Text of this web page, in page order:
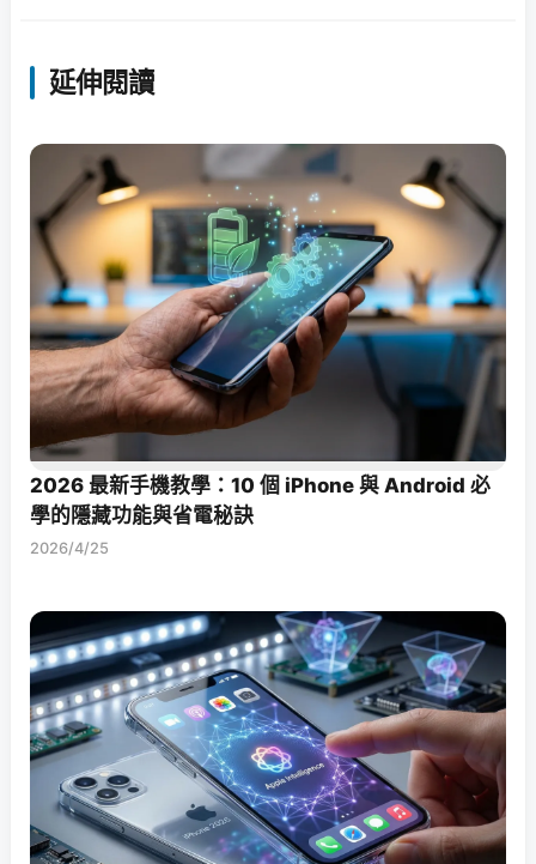
延伸閱讀
2026 最新手機教學：10 個 iPhone 與 Android 必
學的隱藏功能與省電秘訣
2026/4/25